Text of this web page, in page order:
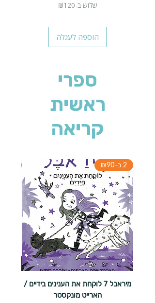
שלוש ב-₪120
הוספה לעגלה
ספרי
ראשית
קריאה
2 ב-₪90
מיראבל 7 לוקחת את הענינים בידיים /
הארייט מונקסטר